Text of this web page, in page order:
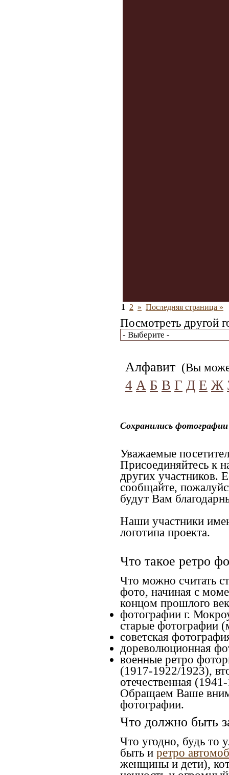
1 2 » Последняя страница »
Посмотреть другой
Алфавит (Вы
4 А Б В Г Д Е Ж
Сохранились
Уважаемые
Присоединяйтесь к
других участников.
сообщайте,
будут Вам
Наши участники
логотипа проекта.
Что такое ретро
Что можно считать
фото, начиная c
концом прошлого
фотографии г.
старые фотографии
советская
дореволюционная
военные ретро
(1917-1922/1923),
отечественная
Обращаем Ваше
фотографии.
Что должно быть
Что угодно, будь то
быть и ретро
женщины и дети),